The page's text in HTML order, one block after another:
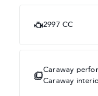
2997 CC
Caraway
Caraway